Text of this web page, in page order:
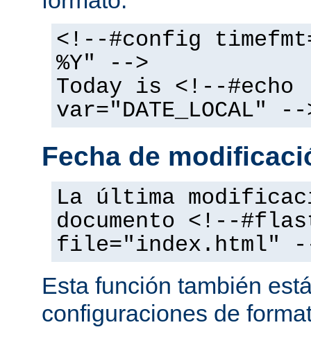
<!--#config
%Y" -->
Today is <!--#echo
var="DATE_LOCAL" --
Fecha de
La última
documento <!--
file="index.html"
Esta función también
configuraciones de